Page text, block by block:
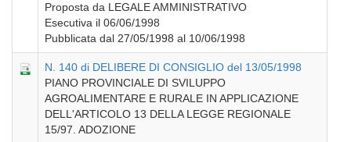
Proposta da LEGALE AMMINISTRATIVO
Esecutiva il 06/06/1998
Pubblicata dal 27/05/1998 al 10/06/1998
N. 140 di DELIBERE DI CONSIGLIO del 13/05/1998
PIANO PROVINCIALE DI SVILUPPO
AGROALIMENTARE E RURALE IN APPLICAZIONE
DELL'ARTICOLO 13 DELLA LEGGE REGIONALE
15/97. ADOZIONE